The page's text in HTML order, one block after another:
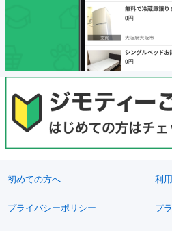
初めての方へ 利
プライバシーポリシー プ